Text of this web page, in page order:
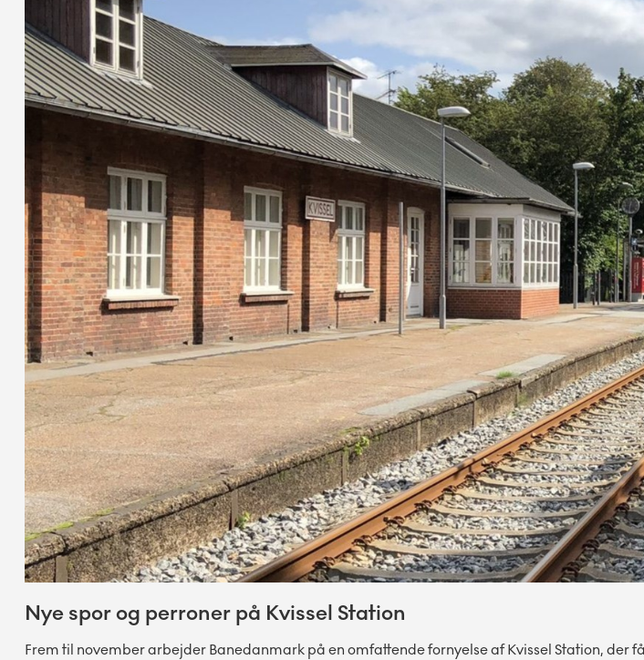
Nye spor og perroner på Kvissel Station
Frem til november arbejder Banedanmark på en omfattende fornyelse af Kvissel Station,